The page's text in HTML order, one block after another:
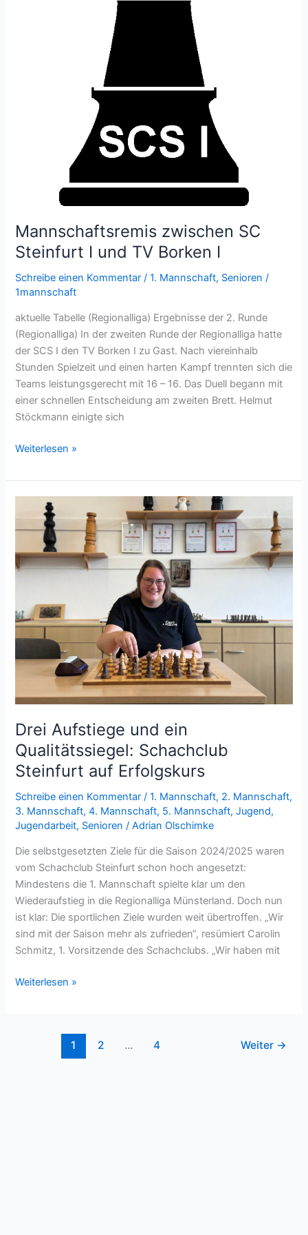
Mannschaftsremis zwischen SC
Steinfurt I und TV Borken I
Schreibe einen Kommentar /1. Mannschaft, Senioren /
1mannschaft
aktuelle Tabelle (Regionalliga) Ergebnisse der 2. Runde
(Regionalliga) In der zweiten Runde der Regionalliga hatte
der SCS I den TV Borken I zu Gast. Nach viereinhalb
Stunden Spielzeit und einen harten Kampf trennten sich die
Teams leistungsgerecht mit 16 – 16. Das Duell begann mit
einer schnellen Entscheidung am zweiten Brett. Helmut
Stöckmann einigte sich
Mannschaftsremis
SC
Steinfurt
und
Borken
Weiterlesen »
Drei Aufstiege und ein
Qualitätssiegel: Schachclub
Steinfurt auf Erfolgskurs
Schreibe einen Kommentar /1. Mannschaft, 2. Mannschaft,
3. Mannschaft,4. Mannschaft, 5. Mannschaft,Jugend,
Jugendarbeit, Senioren /Adrian Olschimke
Die selbstgesetzten Ziele für die Saison 2024/2025 waren
vom Schachclub Steinfurt schon hoch angesetzt:
Mindestens die 1. Mannschaft spielte klar um den
Wiederaufstieg in die Regionalliga Münsterland. Doch nun
ist klar: Die sportlichen Ziele wurden weit übertroffen. „Wir
sind mit der Saison mehr als zufrieden“, resümiert Carolin
Schmitz, 1. Vorsitzende des Schachclubs. „Wir haben mit
Drei
Qualitätssiegel:
Weiterlesen »
1 2 … 4 Weiter →